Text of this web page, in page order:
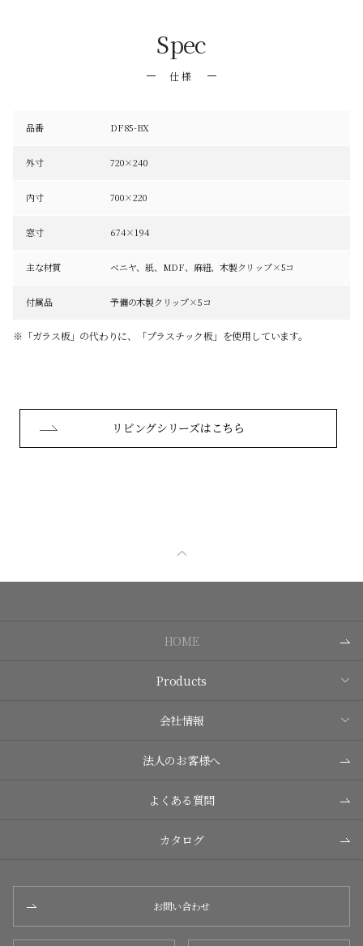
Spec
仕様
品番 DF85-BX
外寸 720×240
内寸 700×220
窓寸 674×194
主な材質 ベニヤ、紙、MDF、麻紐、木製クリップ×5コ
付属品 予備の木製クリップ×5コ
※「ガラス板」の代わりに、「プラスチック板」を使用しています。
リビングシリーズはこちら
HOME
Products
会社情報
法人のお客様へ
よくある質問
カタログ
お問い合わせ